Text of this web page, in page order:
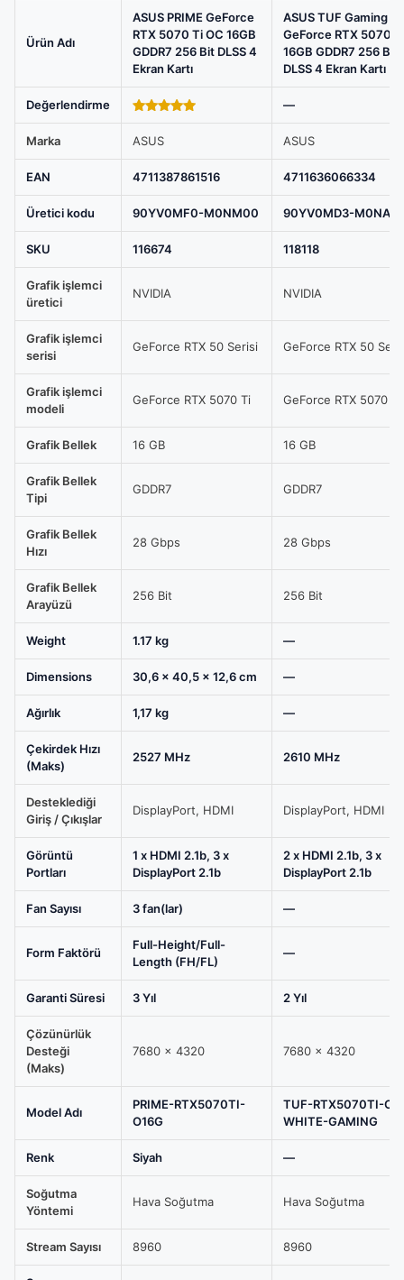
ASUS
TUF
Gaming
GeForce
RTX
5070
Ti
OC
16GB
GDDR7
Bit
Beyaz
DLSS
Ekran
Kartı
için
karşılaştırma
tablosu
Ürün Adı
ASUS PRIME GeForce
RTX 5070 Ti OC 16GB
GDDR7 256 Bit DLSS 4
Ekran Kartı
ASUS TUF Gaming
GeForce RTX 5070
16GB GDDR7 256 Bit
DLSS 4 Ekran Kartı
Değerlendirme
5.00out of
5
—
Marka ASUS ASUS
EAN 4711387861516 4711636066334
Üretici kodu 90YV0MF0-M0NM00 90YV0MD3-
SKU 116674 118118
Grafik işlemci
üretici
NVIDIA NVIDIA
Grafik işlemci
serisi
GeForce RTX 50 Serisi GeForce RTX 50
Grafik işlemci
modeli
GeForce RTX 5070 Ti GeForce RTX 5070 Ti
Grafik Bellek 16 GB 16 GB
Grafik Bellek
Tipi
GDDR7 GDDR7
Grafik Bellek
Hızı
28 Gbps 28 Gbps
Grafik Bellek
Arayüzü
256 Bit 256 Bit
Weight 1.17 kg —
Dimensions 30,6 × 40,5 × 12,6 cm —
Ağırlık 1,17 kg —
Çekirdek Hızı
(Maks)
2527 MHz 2610 MHz
Desteklediği
Giriş / Çıkışlar
DisplayPort, HDMI DisplayPort, HDMI
Görüntü
Portları
1 x HDMI 2.1b, 3 x
DisplayPort 2.1b
2 x HDMI 2.1b, 3 x
DisplayPort 2.1b
Fan Sayısı 3 fan(lar) —
Form Faktörü
Full-Height/Full-
Length (FH/FL)
—
Garanti Süresi 3 Yıl 2 Yıl
Çözünürlük
Desteği
(Maks)
7680 x 4320 7680 x 4320
Model Adı
PRIME-RTX5070TI-
O16G
TUF-RTX5070TI-
WHITE-GAMING
Renk Siyah —
Soğutma
Yöntemi
Hava Soğutma Hava Soğutma
Stream Sayısı 8960 8960